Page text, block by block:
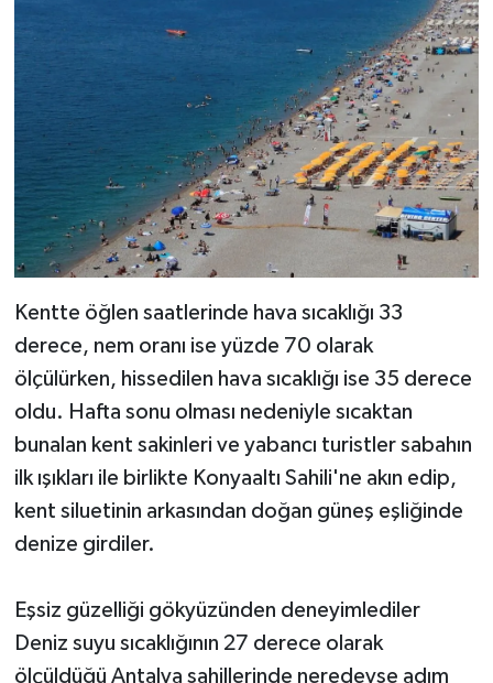
Kentte öğlen saatlerinde hava sıcaklığı 33
derece, nem oranı ise yüzde 70 olarak
ölçülürken, hissedilen hava sıcaklığı ise 35 derece
oldu. Hafta sonu olması nedeniyle sıcaktan
bunalan kent sakinleri ve yabancı turistler sabahın
ilk ışıkları ile birlikte Konyaaltı Sahili'ne akın edip,
kent siluetinin arkasından doğan güneş eşliğinde
denize girdiler.
Eşsiz güzelliği gökyüzünden deneyimlediler
Deniz suyu sıcaklığının 27 derece olarak
ölçüldüğü Antalya sahillerinde neredeyse adım